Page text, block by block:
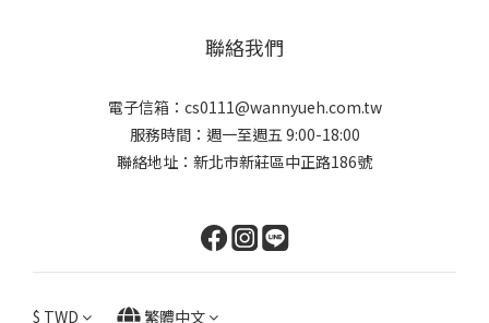
聯絡我們
電子信箱：cs0111@wannyueh.com.tw
服務時間：週一至週五 9:00-18:00
聯絡地址：新北市新莊區中正路186號
$ TWD 繁體中文